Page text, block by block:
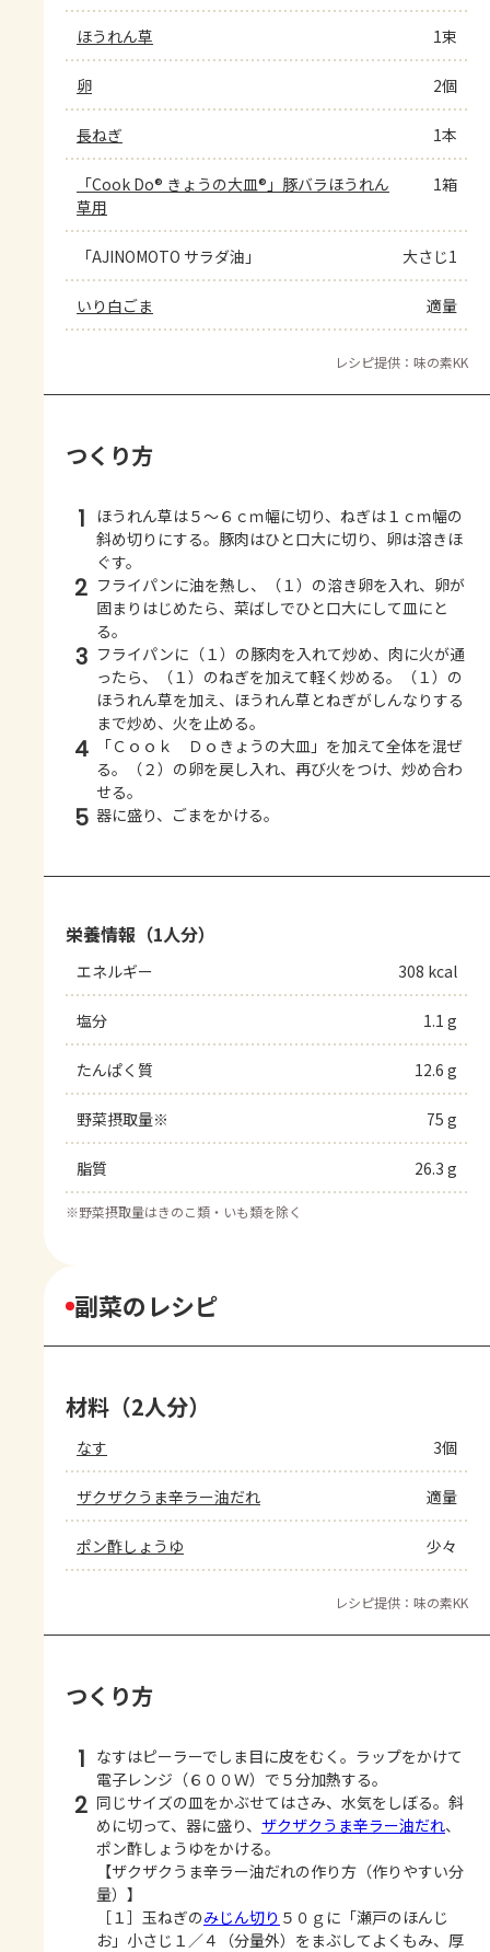
ほうれん草 1束
卵 2個
長ねぎ 1本
「Cook Do® きょうの大皿®」豚バラほうれん
草用
1箱
「AJINOMOTO サラダ油」 大さじ1
いり白ごま 適量
レシピ提供：味の素KK
つくり方
1
ほうれん草は５～６ｃｍ幅に切り、ねぎは１ｃｍ幅の
斜め切りにする。豚肉はひと口大に切り、卵は溶きほ
ぐす。
2 フライパンに油を熱し、（１）の溶き卵を入れ、卵が
固まりはじめたら、菜ばしでひと口大にして皿にと
る。
3 フライパンに（１）の豚肉を入れて炒め、肉に火が通
ったら、（１）のねぎを加えて軽く炒める。（１）の
ほうれん草を加え、ほうれん草とねぎがしんなりする
まで炒め、火を止める。
4
「Ｃｏｏｋ Ｄｏきょうの大皿」を加えて全体を混ぜ
る。（２）の卵を戻し入れ、再び火をつけ、炒め合わ
せる。
5 器に盛り、ごまをかける。
栄養情報（1人分）
エネルギー 308 kcal
塩分 1.1 g
たんぱく質 12.6 g
野菜摂取量※ 75 g
脂質 26.3 g
※野菜摂取量はきのこ類・いも類を除く
副菜のレシピ
材料（2人分）
なす 3個
ザクザクうま辛ラー油だれ 適量
ポン酢しょうゆ 少々
レシピ提供：味の素KK
つくり方
1 なすはピーラーでしま目に皮をむく。ラップをかけて
電子レンジ（６００Ｗ）で５分加熱する。
2 同じサイズの皿をかぶせてはさみ、水気をしぼる。斜
めに切って、器に盛り、 ザクザクうま辛ラー油だれ、
ポン酢しょうゆをかける。
【ザクザクうま辛ラー油だれの作り方（作りやすい分
量）】
［１］玉ねぎのみじん切り ５０ｇに「瀬戸のほんじ
お」小さじ１／４（分量外）をまぶしてよくもみ、厚